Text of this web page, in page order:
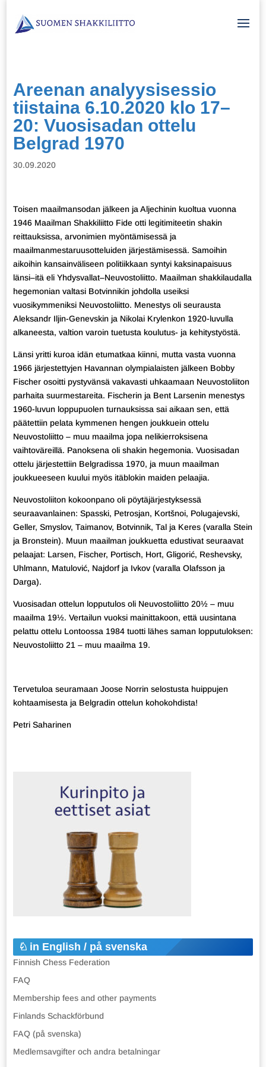
Areenan analyysisessio
tiistaina 6.10.2020 klo 17–
20: Vuosisadan ottelu
Belgrad 1970
30.09.2020
Toisen maailmansodan jälkeen ja Aljechinin kuoltua vuonna
1946 Maailman Shakkiliitto Fide otti legitimiteetin shakin
reittauksissa, arvonimien myöntämisessä ja
maailmanmestaruusotteluiden järjestämisessä. Samoihin
aikoihin kansainväliseen politiikkaan syntyi kaksinapaisuus
länsi–itä eli Yhdysvallat–Neuvostoliitto. Maailman shakkilaudalla
hegemonian valtasi Botvinnikin johdolla useiksi
vuosikymmeniksi Neuvostoliitto. Menestys oli seurausta
Aleksandr Iljin-Genevskin ja Nikolai Krylenkon 1920-luvulla
alkaneesta, valtion varoin tuetusta koulutus- ja kehitystyöstä.
Länsi yritti kuroa idän etumatkaa kiinni, mutta vasta vuonna
1966 järjestettyjen Havannan olympialaisten jälkeen Bobby
Fischer osoitti pystyvänsä vakavasti uhkaamaan Neuvostoliiton
parhaita suurmestareita. Fischerin ja Bent Larsenin menestys
1960-luvun loppupuolen turnauksissa sai aikaan sen, että
päätettiin pelata kymmenen hengen joukkuein ottelu
Neuvostoliitto – muu maailma jopa nelikierroksisena
vaihtoväreillä. Panoksena oli shakin hegemonia. Vuosisadan
ottelu järjestettiin Belgradissa 1970, ja muun maailman
joukkueeseen kuului myös itäblokin maiden pelaajia.
Neuvostoliiton kokoonpano oli pöytäjärjestyksessä
seuraavanlainen: Spasski, Petrosjan, Kortšnoi, Polugajevski,
Geller, Smyslov, Taimanov, Botvinnik, Tal ja Keres (varalla Stein
ja Bronstein). Muun maailman joukkuetta edustivat seuraavat
pelaajat: Larsen, Fischer, Portisch, Hort, Gligorić, Reshevsky,
Uhlmann, Matulović, Najdorf ja Ivkov (varalla Olafsson ja
Darga).
Vuosisadan ottelun lopputulos oli Neuvostoliitto 20½ – muu
maailma 19½. Vertailun vuoksi mainittakoon, että uusintana
pelattu ottelu Lontoossa 1984 tuotti lähes saman lopputuloksen:
Neuvostoliitto 21 – muu maailma 19.
Tervetuloa seuramaan Joose Norrin selostusta huippujen
kohtaamisesta ja Belgradin ottelun kohokohdista!
Petri Saharinen
in English / på svenska
Finnish Chess Federation
FAQ
Membership fees and other payments
Finlands Schackförbund
FAQ (på svenska)
Medlemsavgifter och andra betalningar